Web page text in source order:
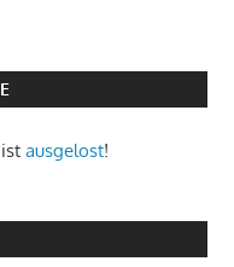
ausgelost!